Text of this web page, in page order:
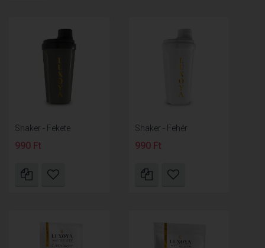
Shaker - Fekete
990 Ft
Shaker - Fehér
990 Ft